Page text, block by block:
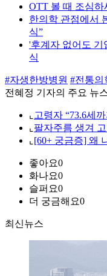
OTT 볼 때 조심
한의학 관점에서
식”
'후계자 없어도
식
#자생한방병원 #전통의
전혜정 기자의 주요 뉴
⌞ 고령자 “73.6세
⌞ 팔자주름 생겨
⌞ [60+ 궁금증] 왜
좋아요0
화나요0
슬퍼요0
더 궁금해요0
최신뉴스